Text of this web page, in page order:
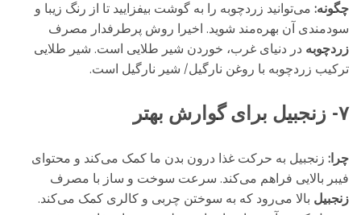
چگونه: می‌توانید زردچوبه را به گوشت بیفزایید تا از رنگ زیبا و
سودمندی آن بهره‌مند شوید. اخیرا روش پرطرفدار مصرف
زردچوبه در دنیای غرب، خوردن شیر طلایی است. شیر طلایی
ترکیب زردچوبه با روغن نارگیل/ شیر نارگیل است.
۷- زنجبیل برای گوارش بهتر
چرا: زنجبیل به حرکت غذا درون بدن ما کمک می‌کند و محتوای
فیبر بالایی فراهم می‌کند. سرعت سوخت و ساز با مصرف
زنجبیل بالا می‌رود که به سوختن چربی و کالری کمک می‌کند.